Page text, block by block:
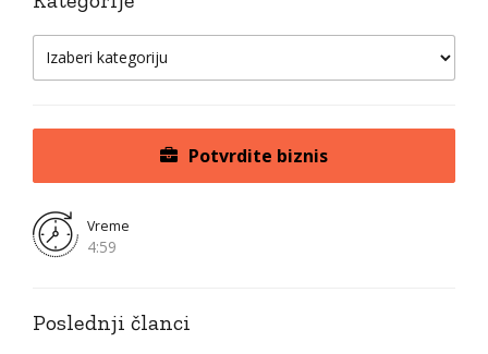
Potvrdite biznis
Vreme
4:59
Poslednji članci